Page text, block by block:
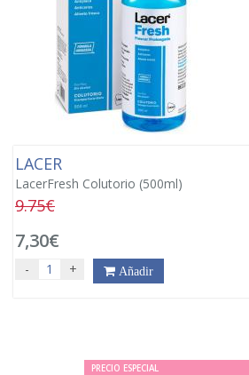
LACER
LacerFresh Colutorio (500ml)
9.75€
7,30€
- + Añadir
PRECIO ESPECIAL